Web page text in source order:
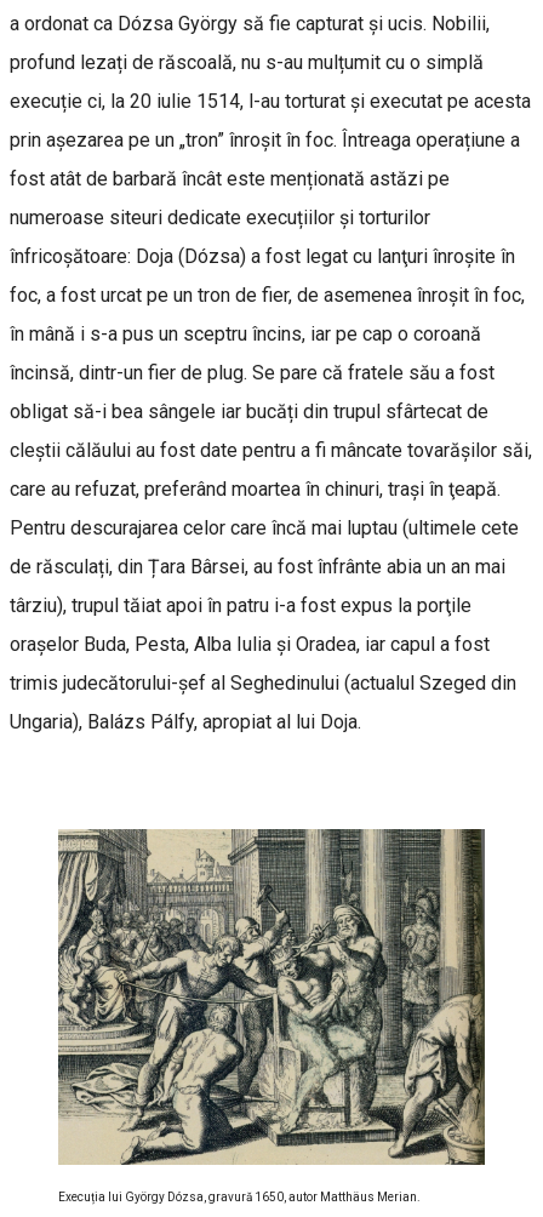
a ordonat ca Dózsa György să fie capturat și ucis. Nobilii,
profund lezați de răscoală, nu s-au mulțumit cu o simplă
execuție ci, la 20 iulie 1514, l-au torturat și executat pe acesta
prin așezarea pe un „tron” înroșit în foc. Întreaga operațiune a
fost atât de barbară încât este menționată astăzi pe
numeroase siteuri dedicate execuțiilor și torturilor
înfricoșătoare: Doja (Dózsa) a fost legat cu lanţuri înroşite în
foc, a fost urcat pe un tron de fier, de asemenea înroşit în foc,
în mână i s-a pus un sceptru încins, iar pe cap o coroană
încinsă, dintr-un fier de plug. Se pare că fratele său a fost
obligat să-i bea sângele iar bucăți din trupul sfârtecat de
cleştii călăului au fost date pentru a fi mâncate tovarăşilor săi,
care au refuzat, preferând moartea în chinuri, traşi în ţeapă.
Pentru descurajarea celor care încă mai luptau (ultimele cete
de răsculați, din Țara Bârsei, au fost înfrânte abia un an mai
târziu), trupul tăiat apoi în patru i-a fost expus la porţile
oraşelor Buda, Pesta, Alba Iulia şi Oradea, iar capul a fost
trimis judecătorului-șef al Seghedinului (actualul Szeged din
Ungaria), Balázs Pálfy, apropiat al lui Doja.
Execuția lui György Dózsa, gravură 1650, autor Matthäus Merian.